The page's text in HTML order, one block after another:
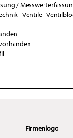
/
·Ventile·
Firmenlogo